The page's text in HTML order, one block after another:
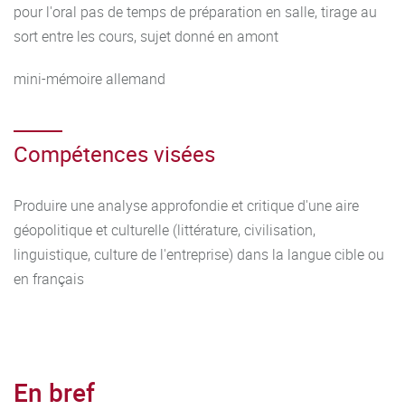
pour l'oral pas de temps de préparation en salle, tirage au
sort entre les cours, sujet donné en amont
mini-mémoire allemand
Compétences visées
Produire une analyse approfondie et critique d'une aire
géopolitique et culturelle (littérature, civilisation,
linguistique, culture de l'entreprise) dans la langue cible ou
en français
En bref